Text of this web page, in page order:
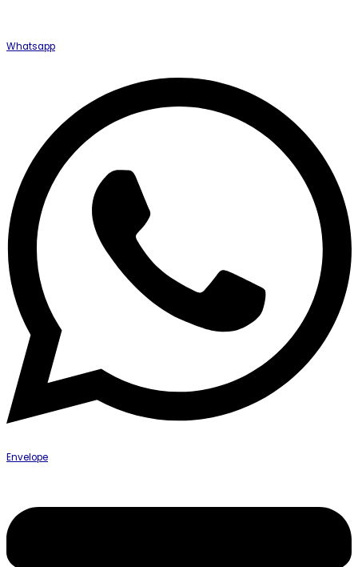
Whatsapp
Envelope